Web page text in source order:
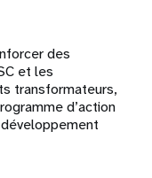
des
et les
transformateurs,
d’action